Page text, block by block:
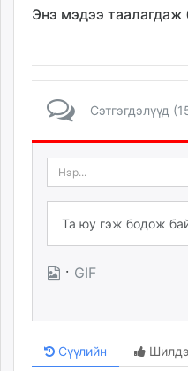
Энэ мэдээ таалагдаж
Сэтгэгдэлүүд
· GIF
Сүүлийн